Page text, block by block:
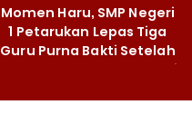
Momen Haru, SMP Negeri
1 Petarukan Lepas Tiga
Guru Purna Bakti Setelah
Puluhan Tahun Mengabdi